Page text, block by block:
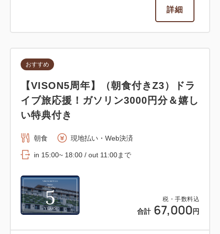
詳細
税・手数料込
合計 67,000 円
おすすめ
【VISON5周年】（朝食付きZ3）ドラ
イブ旅応援！ガソリン3000円分＆嬉し
い特典付き
朝食 現地払い・Web決済
in 15:00~ 18:00 / out 11:00まで